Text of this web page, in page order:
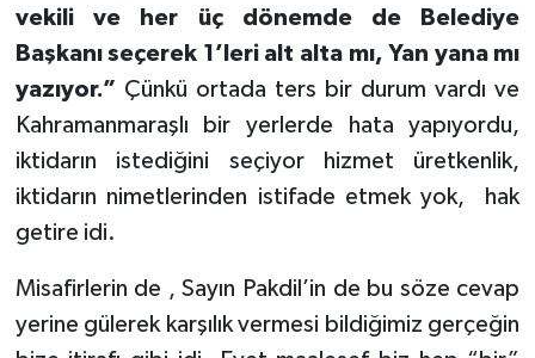
vekili ve her üç dönemde de BeIediye
Başkanı seçerek 1’leri alt alta mı, Yan yana mı
yazıyor.” Çünkü ortada ters bir durum vardı ve
Kahramanmaraşlı bir yerlerde hata yapıyordu,
iktidarın istediğini seçiyor hizmet üretkenlik,
iktidarın nimetlerinden istifade etmek yok,
hak
getire idi.
Misafirlerin de , Sayın Pakdil’in de bu söze cevap
yerine gülerek karşılık vermesi bildiğimiz gerçeğin